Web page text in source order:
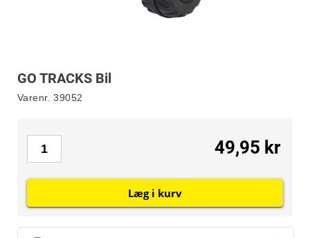
GO TRACKS Bil
Varenr. 39052
49,95 kr
Læg i kurv